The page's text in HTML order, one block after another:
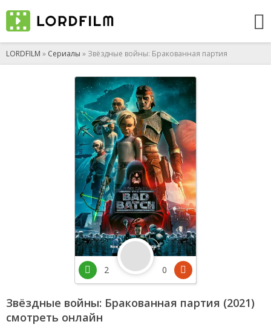
LORDFILM » Сериалы » Звёздные войны: Бракованная партия
Звёздные войны: Бракованная партия (2021)
смотреть онлайн
2 0